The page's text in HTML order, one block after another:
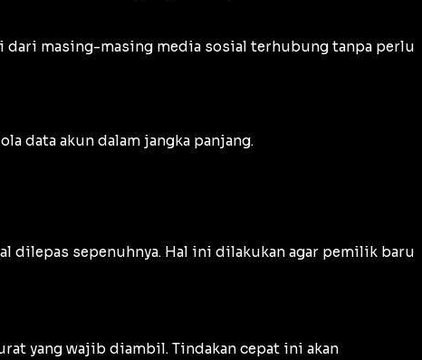
dari masing-masing media sosial terhubung tanpa perlu
data akun dalam jangka panjang.
dilepas sepenuhnya. Hal ini dilakukan agar pemilik baru
yang wajib diambil. Tindakan cepat ini akan